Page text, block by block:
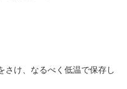
さけ、なるべく低温で保存し